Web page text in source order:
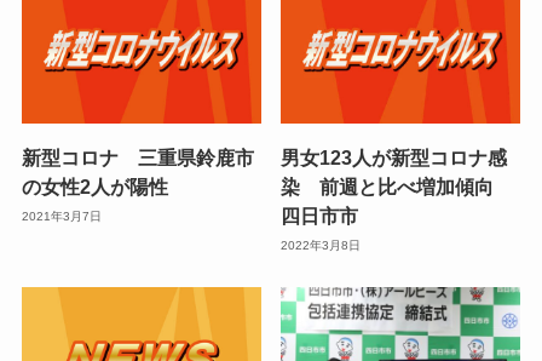
新型コロナ 三重県鈴鹿市
の女性2人が陽性
2021年3月7日
男女123人が新型コロナ感
染 前週と比べ増加傾向
四日市市
2022年3月8日